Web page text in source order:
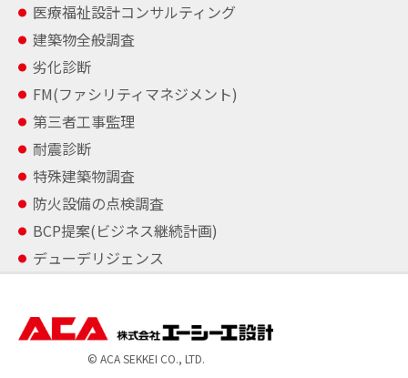
医療福祉設計コンサルティング
建築物全般調査
劣化診断
FM(ファシリティマネジメント)
第三者工事監理
耐震診断
特殊建築物調査
防火設備の点検調査
BCP提案(ビジネス継続計画)
デューデリジェンス
© ACA SEKKEI CO., LTD.